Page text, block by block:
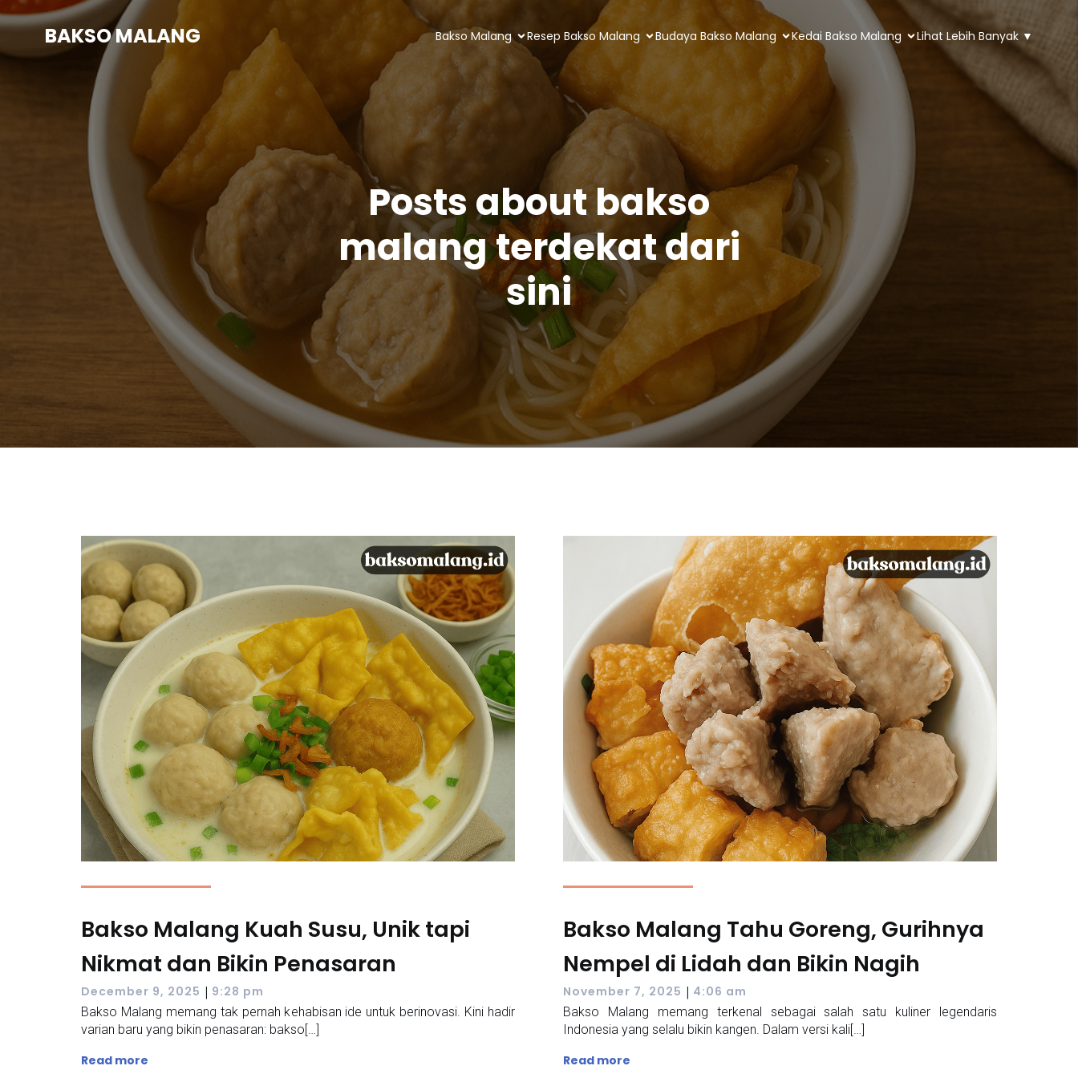
BAKSO MALANG Bakso Malang Resep Bakso Malang Budaya Bakso Malang Kedai Bakso Malang Lihat Lebih Banyak ▼
Posts about bakso
malang terdekat dari
sini
Bakso Malang Kuah Susu, Unik tapi
Nikmat dan Bikin Penasaran
December 9, 2025 | 9:28 pm
Bakso Malang memang tak pernah kehabisan ide untuk berinovasi. Kini hadir
varian baru yang bikin penasaran: bakso[…]
Read more
Bakso Malang Tahu Goreng, Gurihnya
Nempel di Lidah dan Bikin Nagih
November 7, 2025 | 4:06 am
Bakso Malang memang terkenal sebagai salah satu kuliner legendaris
Indonesia yang selalu bikin kangen. Dalam versi kali[…]
Read more